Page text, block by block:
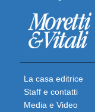
La casa editrice
Staff e contatti
Media e Video